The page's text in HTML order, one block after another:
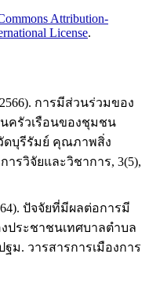
Attribution-
License.
การมีส่วนร่วมของ
ครัวเรือนของชุมชน
ดบุรีรัมย์ คุณภาพสิ่ง
ารวิจัยและวิชาการ, 3(5),
ปัจจัยที่มีผลต่อการมี
ประชาชนเทศบาลตำบล
ม. วารสารการเมืองการ